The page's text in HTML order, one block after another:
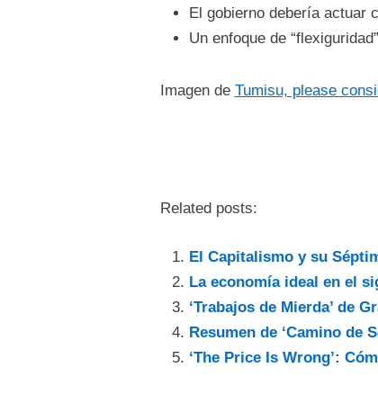
El gobierno debería actuar
Un enfoque de
Imagen de Tumisu, please
Related posts:
El Capitalismo y su
La economía ideal en el
‘Trabajos de Mierda’ de
Resumen de ‘Camino de
‘The Price Is Wrong’: